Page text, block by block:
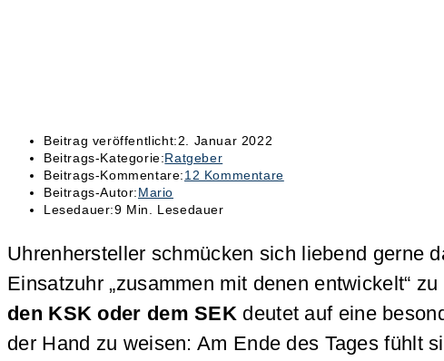
Beitrag veröffentlicht:2. Januar 2022
Beitrags-Kategorie:Ratgeber
Beitrags-Kommentare:12 Kommentare
Beitrags-Autor:Mario
Lesedauer:9 Min. Lesedauer
Uhrenhersteller schmücken sich liebend gerne
Einsatzuhr „zusammen mit denen entwickelt“
den KSK oder dem SEK deutet auf eine
der Hand zu weisen: Am Ende des Tages fühlt